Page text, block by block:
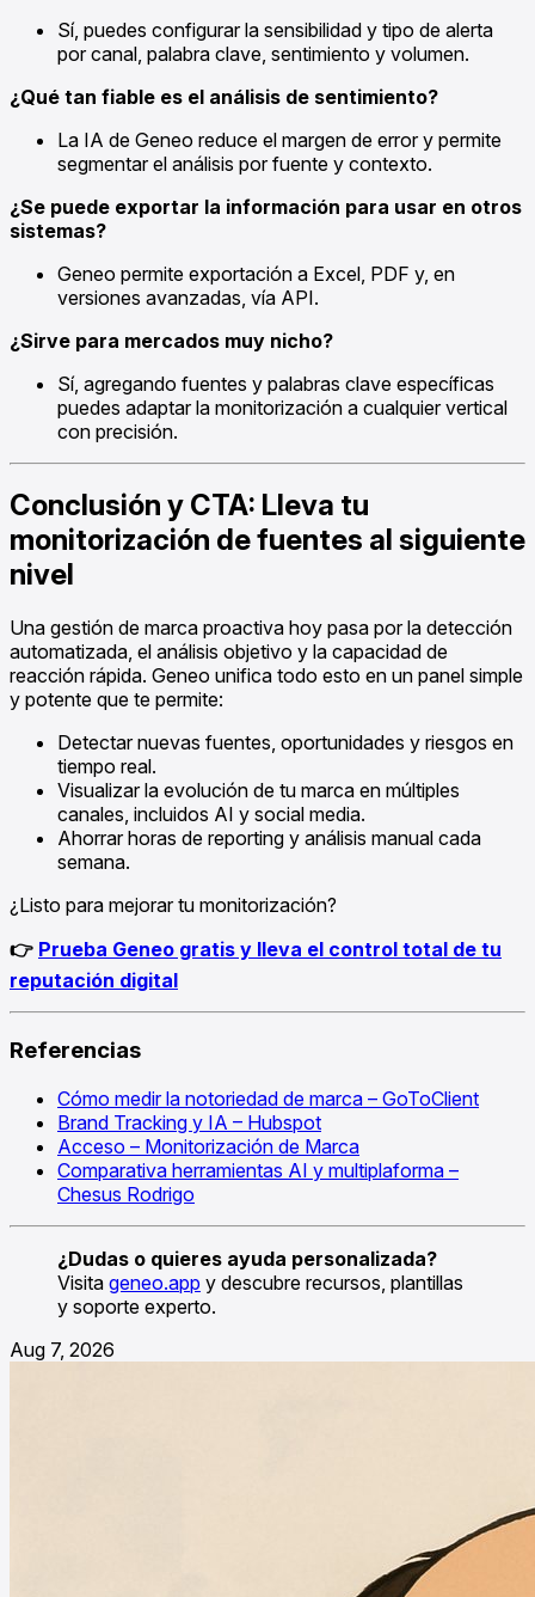
Sí, puedes configurar la sensibilidad y tipo de alerta
por canal, palabra clave, sentimiento y volumen.
¿Qué tan fiable es el análisis de sentimiento?
La IA de Geneo reduce el margen de error y permite
segmentar el análisis por fuente y contexto.
¿Se puede exportar la información para usar en otros
sistemas?
Geneo permite exportación a Excel, PDF y, en
versiones avanzadas, vía API.
¿Sirve para mercados muy nicho?
Sí, agregando fuentes y palabras clave específicas
puedes adaptar la monitorización a cualquier vertical
con precisión.
Conclusión y CTA: Lleva tu
monitorización de fuentes al siguiente
nivel
Una gestión de marca proactiva hoy pasa por la detección
automatizada, el análisis objetivo y la capacidad de
reacción rápida. Geneo unifica todo esto en un panel simple
y potente que te permite:
Detectar nuevas fuentes, oportunidades y riesgos en
tiempo real.
Visualizar la evolución de tu marca en múltiples
canales, incluidos AI y social media.
Ahorrar horas de reporting y análisis manual cada
semana.
¿Listo para mejorar tu monitorización?
👉 Prueba Geneo gratis y lleva el control total de tu
reputación digital
Referencias
Cómo medir la notoriedad de marca – GoToClient
Brand Tracking y IA – Hubspot
Acceso – Monitorización de Marca
Comparativa herramientas AI y multiplaforma –
Chesus Rodrigo
¿Dudas o quieres ayuda personalizada?
Visita geneo.app y descubre recursos, plantillas
y soporte experto.
Aug 7, 2026